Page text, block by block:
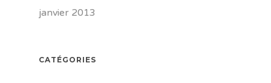
janvier 2013
CATÉGORIES